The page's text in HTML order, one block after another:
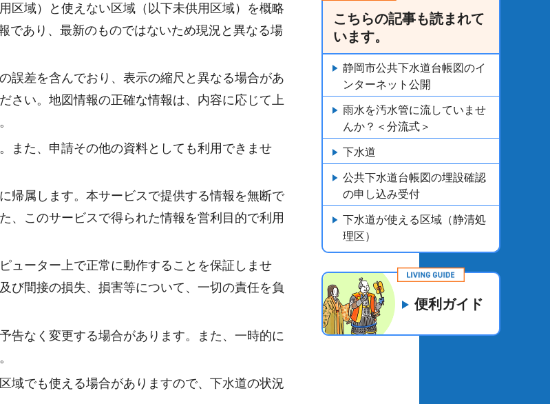
区域）と使えない区域（以下未供用区域）を概略
であり、最新のものではないため現況と異なる場
誤差を含んでおり、表示の縮尺と異なる場合があ
さい。地図情報の正確な情報は、内容に応じて上
また、申請その他の資料としても利用できませ
帰属します。本サービスで提供する情報を無断で
、このサービスで得られた情報を営利目的で利用
ューター上で正常に動作することを保証しませ
び間接の損失、損害等について、一切の責任を負
告なく変更する場合があります。また、一時的に
域でも使える場合がありますので、下水道の状況
こちらの記事も読まれて
います。
静岡市公共下水道台帳図のイ
ンターネット公開
雨水を汚水管に流していませ
んか？＜分流式＞
下水道
公共下水道台帳図の埋設確認
の申し込み受付
下水道が使える区域（静清処
理区）
便利ガイド